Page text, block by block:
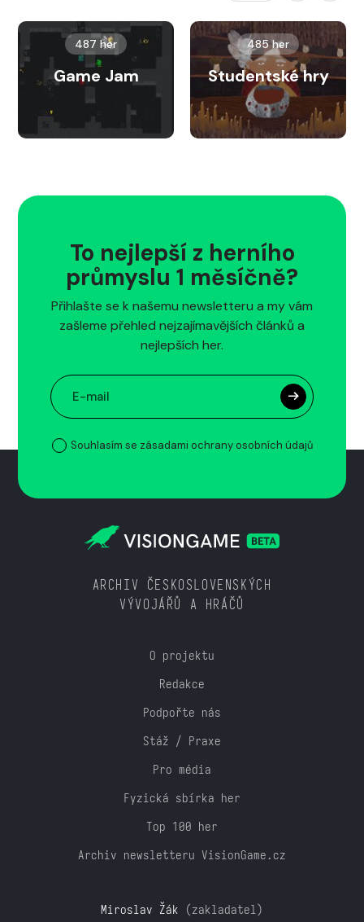
487 her
Game Jam
485 her
Studentské hry
To nejlepší z herního
průmyslu 1 měsíčně?
Přihlašte se k našemu newsletteru a my vám
zašleme přehled nejzajímavějších článků a
nejlepších her.
Souhlasím se zásadami ochrany osobních údajů
ARCHIV ČESKOSLOVENSKÝCH
VÝVOJÁŘŮ A HRÁČŮ
O projektu
Redakce
Podpořte nás
Stáž / Praxe
Pro média
Fyzická sbírka her
Top 100 her
Archiv newsletteru VisionGame.cz
Miroslav Žák (zakladatel)